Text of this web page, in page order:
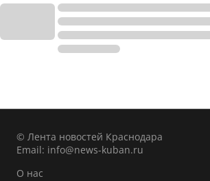
© Лента новостей Краснодара
Email: info@news-kuban.ru
О нас